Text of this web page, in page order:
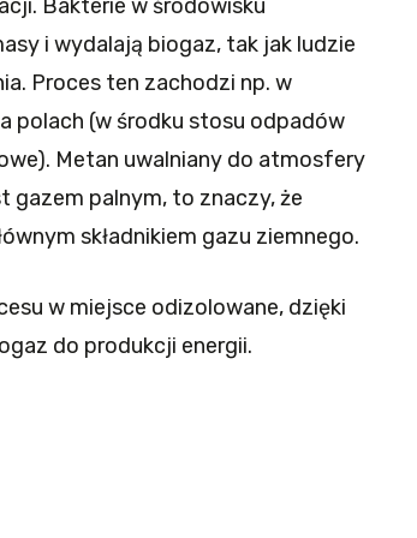
Bakterie w środowisku
i wydalają biogaz, tak jak ludzie
Proces ten zachodzi np. w
polach (w środku stosu odpadów
Metan uwalniany do atmosfery
gazem palnym, to znaczy, że
składnikiem gazu ziemnego.
w miejsce odizolowane, dzięki
do produkcji energii.